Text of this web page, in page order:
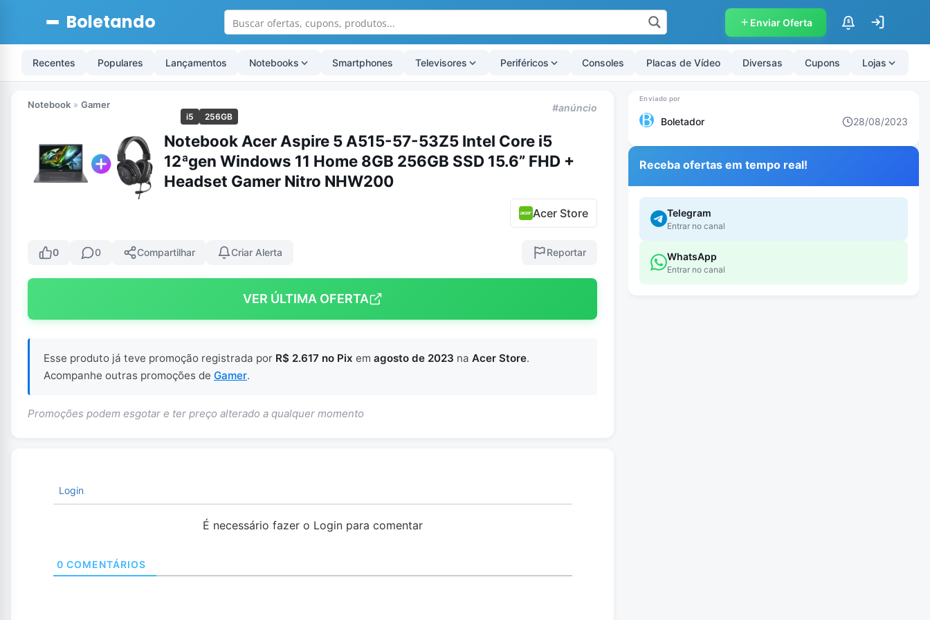
Boletando Enviar Oferta $
Recentes Populares Lançamentos Notebooks Smartphones Televisores Periféricos Consoles Placas de Vídeo Diversas Cupons Lojas
Notebook » Gamer
i5 256GB
#anúncio
Notebook Acer Aspire 5 A515-57-53Z5 Intel Core i5
12ªgen Windows 11 Home 8GB 256GB SSD 15.6” FHD +
Headset Gamer Nitro NHW200
Acer Store
0 0 Compartilhar Criar Alerta Reportar
VER ÚLTIMA OFERTA
Esse produto já teve promoção registrada por R$ 2.617 no Pix em agosto de 2023 na Acer Store.
Acompanhe outras promoções de Gamer.
Promoções podem esgotar e ter preço alterado a qualquer momento
Login
É necessário fazer o Login para comentar
0 COMENTÁRIOS
Boletador 28/08/2023
Receba ofertas em tempo real!
Telegram
Entrar no canal
WhatsApp
Entrar no canal